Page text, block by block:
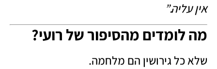
אין עליה.”
מה לומדים מהסיפור של רועי?
שלא כל גירושין הם מלחמה.